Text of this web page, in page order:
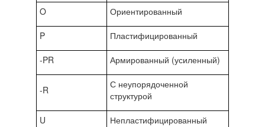
O Ориентированный
P Пластифицированный
-PR Армированный (усиленный)
-R
С неупорядоченной
структурой
U Непластифицированный